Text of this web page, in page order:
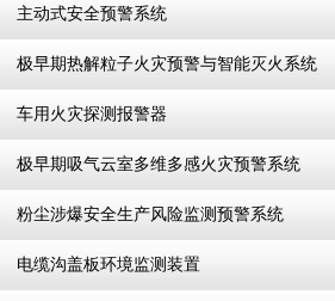
主动式安全预警系统
极早期热解粒子火灾预警与智能灭火系统
车用火灾探测报警器
极早期吸气云室多维多感火灾预警系统
粉尘涉爆安全生产风险监测预警系统
电缆沟盖板环境监测装置